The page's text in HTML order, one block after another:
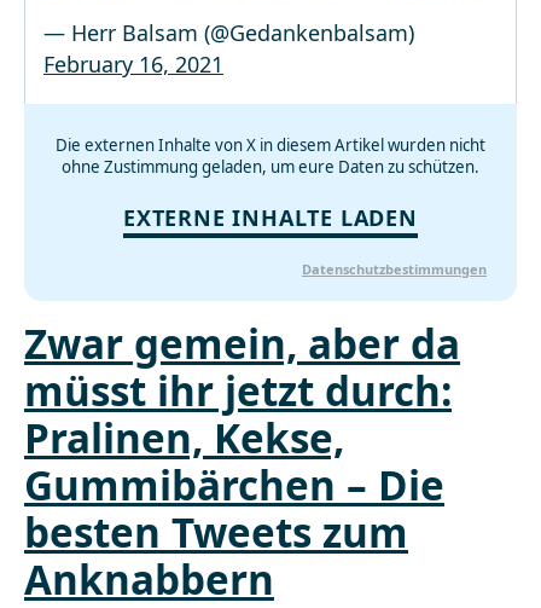
— Herr Balsam (@Gedankenbalsam)
February 16, 2021
Die externen Inhalte von X in diesem Artikel wurden nicht
ohne Zustimmung geladen, um eure Daten zu schützen.
EXTERNE INHALTE LADEN
Datenschutzbestimmungen
Zwar gemein, aber da
müsst ihr jetzt durch:
Pralinen, Kekse,
Gummibärchen – Die
besten Tweets zum
Anknabbern